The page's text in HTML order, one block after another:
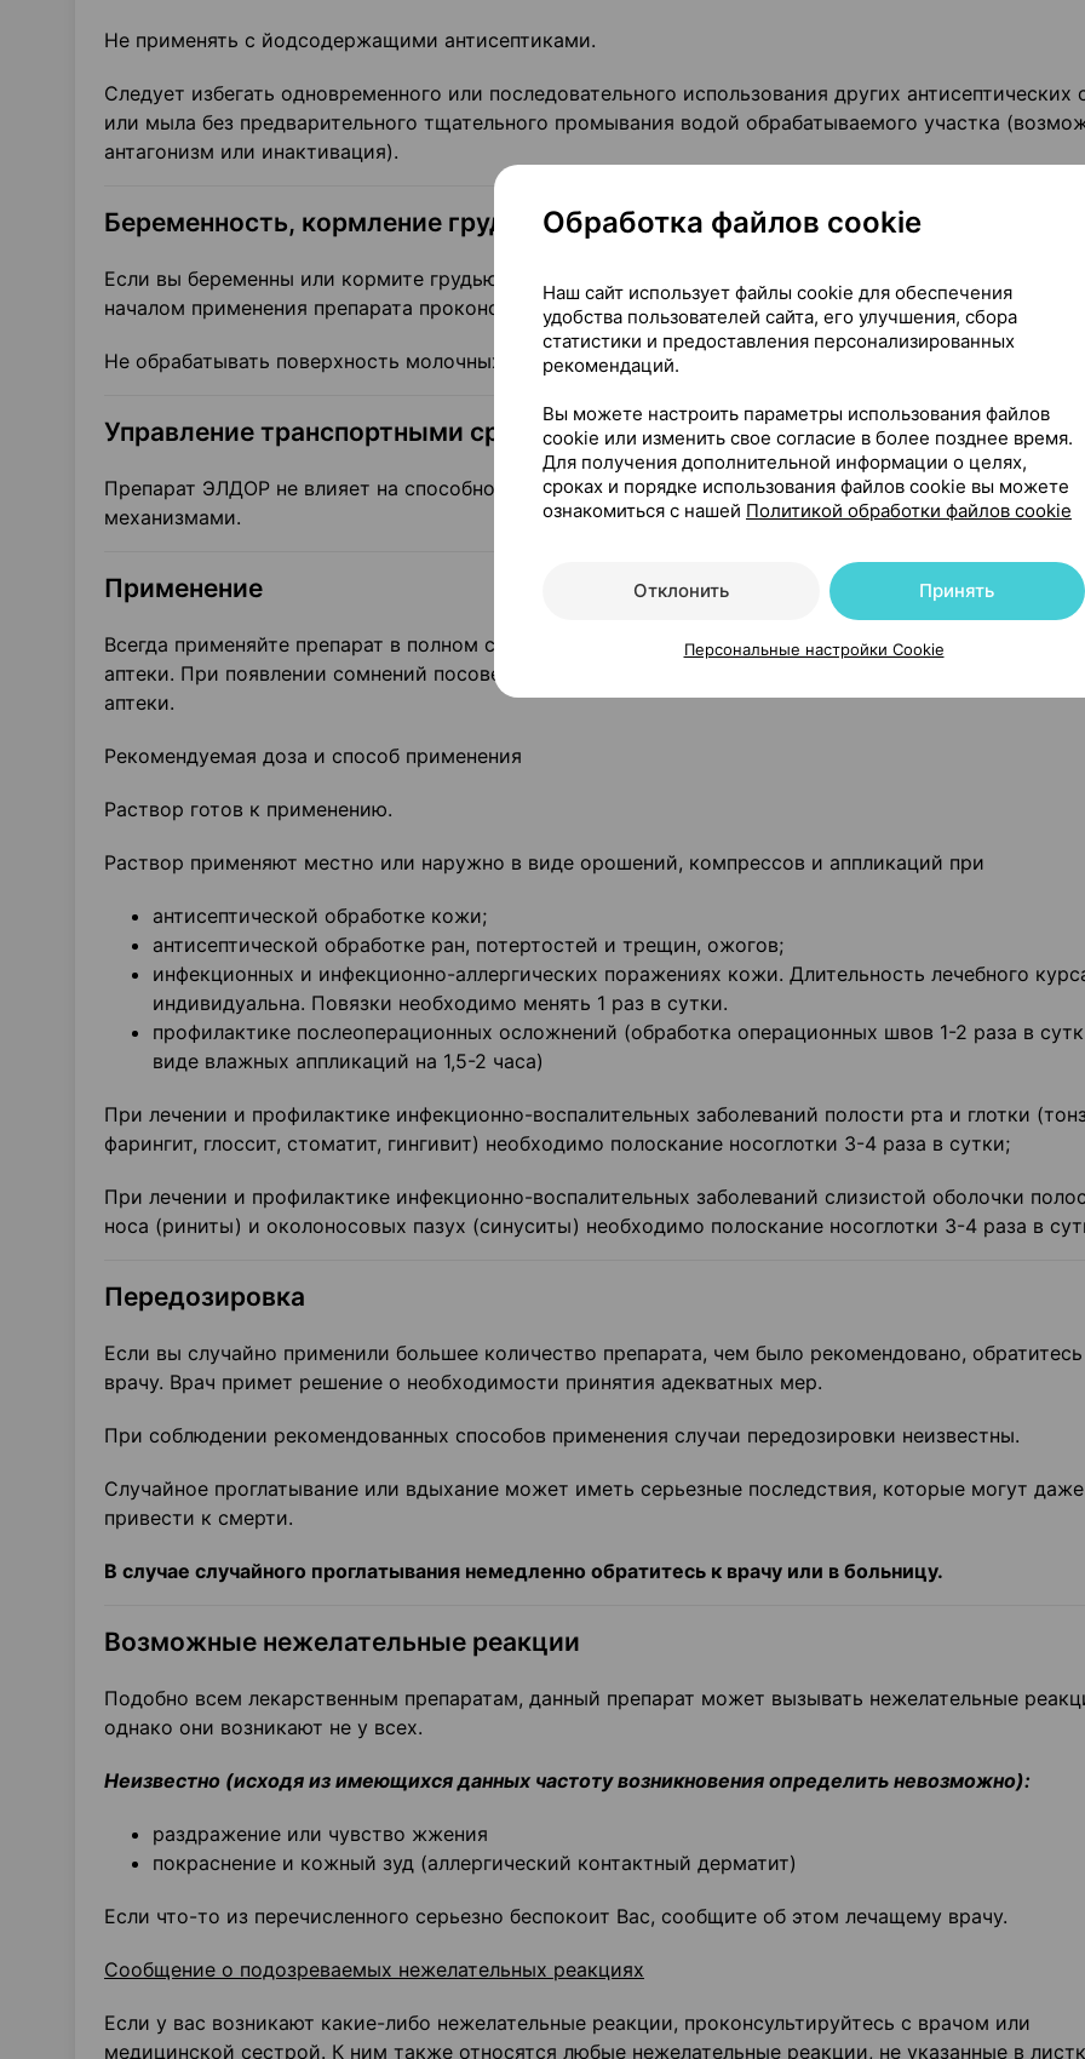
Не применять с йодсодержащими антисептиками.
Следует избегать одновременного или последовательного использования других антисептических
или мыла без предварительного тщательного промывания водой обрабатываемого участка
антагонизм или инактивация).
Беременность, кормление грудью и детородная функция
Если вы беременны или кормите грудью, думаете, что забеременели, или планируете
началом применения препарата проконсультируйтесь с лечащим врачом или работником аптеки.
Не обрабатывать поверхность молочных желез перед кормлением.
Управление транспортными средствами и работа с механизмами
Препарат ЭЛДОР не влияет на способность управлять транспортными средствами и работать с
механизмами.
Применение
Всегда применяйте препарат в полном соответствии с рекомендациями лечащего врача или
аптеки. При появлении сомнений посоветуйтесь с лечащим врачом, медицинской сестрой или
аптеки.
Рекомендуемая доза и способ применения
Раствор готов к применению.
Раствор применяют местно или наружно в виде орошений, компрессов и аппликаций при
антисептической обработке кожи;
антисептической обработке ран, потертостей и трещин, ожогов;
инфекционных и инфекционно-аллергических поражениях кожи. Длительность лечебного
индивидуальна. Повязки необходимо менять 1 раз в сутки.
профилактике послеоперационных осложнений (обработка операционных швов 1-2 раза в
виде влажных аппликаций на 1,5-2 часа)
При лечении и профилактике инфекционно-воспалительных заболеваний полости рта и глотки
фарингит, глоссит, стоматит, гингивит) необходимо полоскание носоглотки 3-4 раза в сутки;
При лечении и профилактике инфекционно-воспалительных заболеваний слизистой оболочки
носа (риниты) и околоносовых пазух (синуситы) необходимо полоскание носоглотки 3-4 раза в
Передозировка
Если вы случайно применили большее количество препарата, чем было рекомендовано,
врачу. Врач примет решение о необходимости принятия адекватных мер.
При соблюдении рекомендованных способов применения случаи передозировки неизвестны.
Случайное проглатывание или вдыхание может иметь серьезные последствия, которые могут даже
привести к смерти.
В случае случайного проглатывания немедленно обратитесь к врачу или в больницу.
Возможные нежелательные реакции
Подобно всем лекарственным препаратам, данный препарат может вызывать нежелательные
однако они возникают не у всех.
Неизвестно (исходя из имеющихся данных частоту возникновения определить невозможно):
раздражение или чувство жжения
покраснение и кожный зуд (аллергический контактный дерматит)
Если что-то из перечисленного серьезно беспокоит Вас, сообщите об этом лечащему врачу.
Сообщение о подозреваемых нежелательных реакциях
Если у вас возникают какие-либо нежелательные реакции, проконсультируйтесь с врачом или
медицинской сестрой. К ним также относятся любые нежелательные реакции, не указанные в
Обработка файлов cookie
Наш сайт использует файлы cookie для обеспечения
удобства пользователей сайта, его улучшения, сбора
статистики и предоставления персонализированных
рекомендаций.
Вы можете настроить параметры использования файлов
cookie или изменить свое согласие в более позднее время.
Для получения дополнительной информации о целях,
сроках и порядке использования файлов cookie вы можете
ознакомиться с нашей Политикой обработки файлов cookie
Отклонить Принять
Персональные настройки Cookie